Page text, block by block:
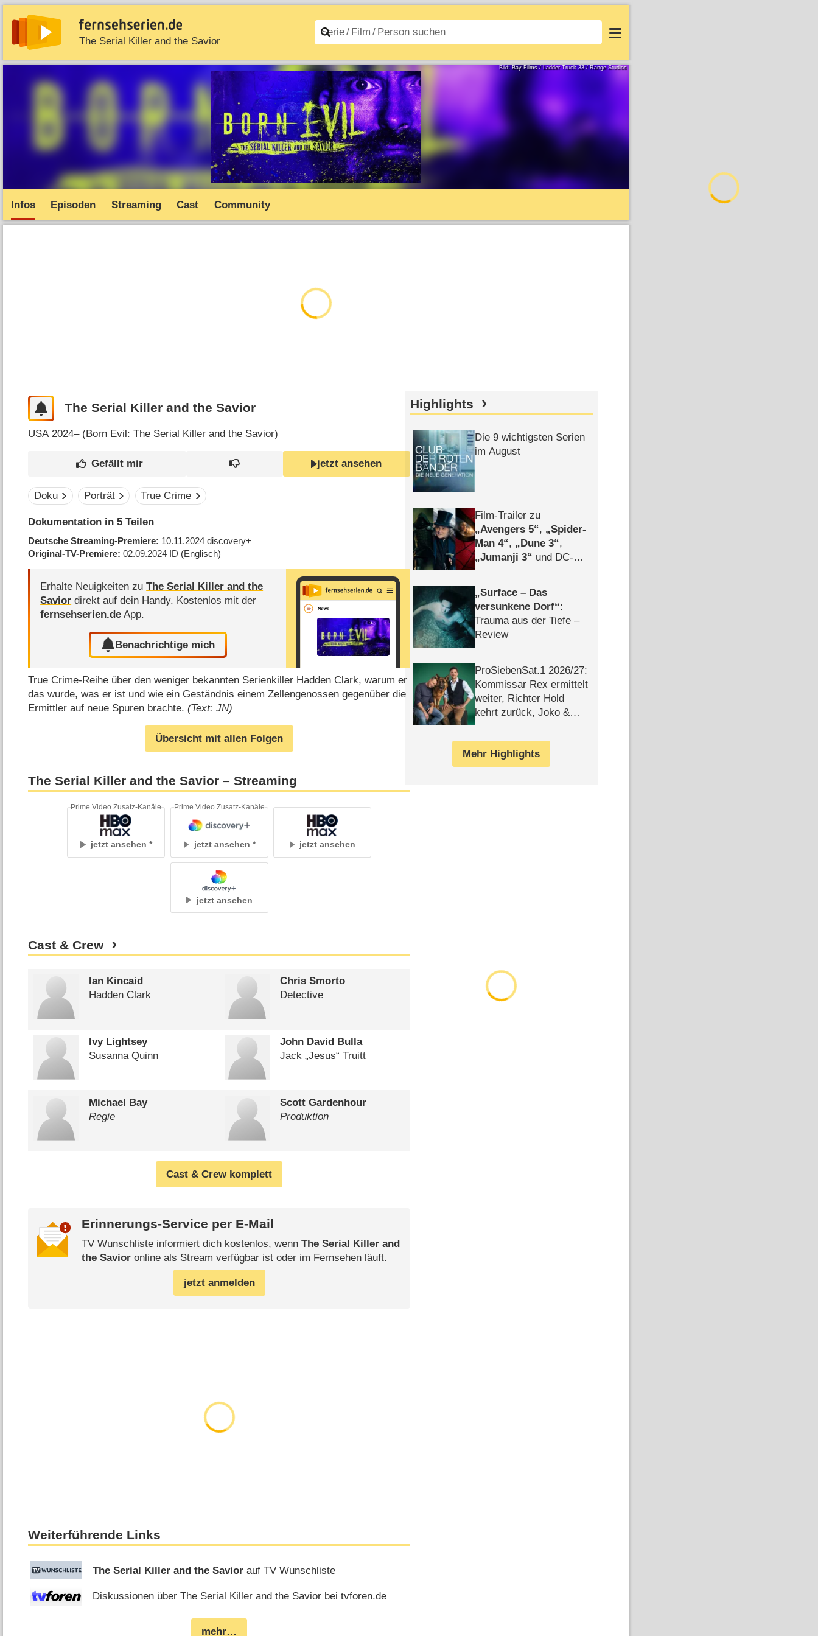
The Serial Killer and the Savior
News Entdecken Streaming TV-Starts Filme A–Z Login
Bild: Bay Films / Ladder Truck 33 / Range Studios
Infos Episoden Streaming Cast Community
The Serial Killer and the Savior
USA 2024– (Born Evil: The Serial Killer and the Savior)
jetzt ansehen
Doku Porträt True Crime
Dokumentation in 5 Teilen
Deutsche Streaming-Premiere 10.11.2024discovery+
Original-TV-Premiere 02.09.2024 ID (Englisch)
Erhalte Neuigkeiten zuThe Serial Killer and the
Savior direkt auf dein Handy. Kostenlos mit der
fernsehserien.de App.
Benachrichtige mich
True Crime-Reihe über den weniger bekannten Serienkiller Hadden Clark, warum er
das wurde, was er ist und wie ein Geständnis einem Zellengenossen gegenüber die
Ermittler auf neue Spuren brachte.(Text: JN)
Übersicht mit allen Folgen
The Serial Killer and the Savior – Streaming
jetzt ansehen
Prime Video Zusatz-Kanäle
jetzt ansehen
Prime Video Zusatz-Kanäle
jetzt ansehen
jetzt ansehen
Cast & Crew
Ian Kincaid
Hadden Clark
Chris Smorto
Detective
Ivy Lightsey
Susanna Quinn
John David Bulla
Jack „Jesus“ Truitt
Michael Bay
Regie
Scott Gardenhour
Produktion
Cast & Crew komplett
Erinnerungs-Service per E-Mail
TV Wunschliste informiert dich kostenlos, wenn The Serial Killer and
the Savioronline als Stream verfügbar ist oder im Fernsehen läuft.
jetzt anmelden
Weiterführende Links
The Serial Killer and the Savior auf TV Wunschliste
Diskussionen über The Serial Killer and the Savior bei tvforen.de
mehr…
Highlights
Die 9 wichtigsten Serien
im August
Film-Trailer zu
Avengers 5 ,
Spider-
Man 4 , Dune 3 ,
Jumanji 3
und DC-
Surface – Das
versunkene Dorf :
Trauma aus der Tiefe –
Review
ProSiebenSat.1 2026/​27:
Kommissar Rex ermittelt
weiter, Richter Hold
kehrt zurück, Joko &
Mehr Highlights